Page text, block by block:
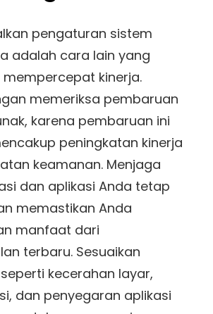
pengaturan sistem
adalah cara lain yang
kinerja.
memeriksa pembaruan
karena pembaruan ini
peningkatan kinerja
keamanan. Menjaga
dan aplikasi Anda tetap
memastikan Anda
manfaat dari
terbaru. Sesuaikan
kecerahan layar,
dan penyegaran aplikasi